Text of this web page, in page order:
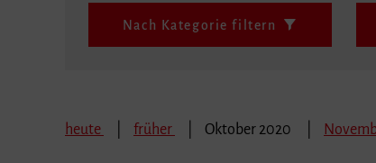
Nach Kategorie filtern
heute früher Oktober 2020